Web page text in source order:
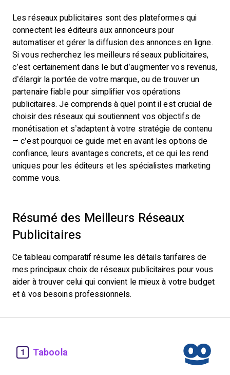
Les réseaux publicitaires sont des plateformes qui
connectent les éditeurs aux annonceurs pour
automatiser et gérer la diffusion des annonces en ligne.
Si vous recherchez les meilleurs réseaux publicitaires,
c’est certainement dans le but d’augmenter vos revenus,
d’élargir la portée de votre marque, ou de trouver un
partenaire fiable pour simplifier vos opérations
publicitaires. Je comprends à quel point il est crucial de
choisir des réseaux qui soutiennent vos objectifs de
monétisation et s’adaptent à votre stratégie de contenu
— c’est pourquoi ce guide met en avant les options de
confiance, leurs avantages concrets, et ce qui les rend
uniques pour les éditeurs et les spécialistes marketing
comme vous.
Résumé des Meilleurs Réseaux
Publicitaires
Ce tableau comparatif résume les détails tarifaires de
mes principaux choix de réseaux publicitaires pour vous
aider à trouver celui qui convient le mieux à votre budget
et à vos besoins professionnels.
1 Taboola